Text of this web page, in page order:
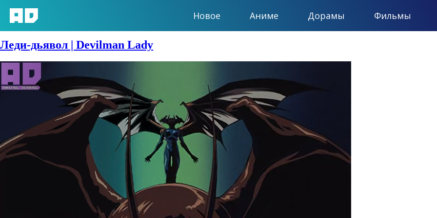
Новое Аниме Дорамы Фильмы
Сезон:
Леди-дьявол | Devilman Lady